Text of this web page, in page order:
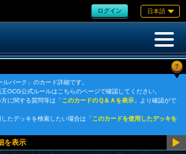
ログイン 日本語
?
パーク」のカード詳細です。
OCG公式ルールはこちらのページで確認してください。
方に関する質問等は「このカードのＱ＆Ａを表示 」より確認がで
したデッキを検索したい場合は「このカードを使用したデッキを